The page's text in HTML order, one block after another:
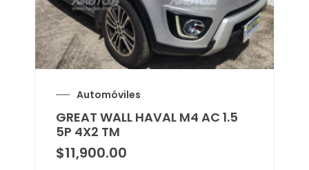
Automóviles
GREAT WALL HAVAL M4 AC 1.5
5P 4X2 TM
$11,900.00